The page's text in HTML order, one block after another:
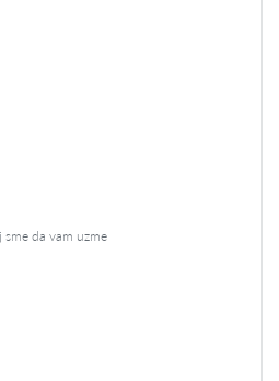
da vam uzme